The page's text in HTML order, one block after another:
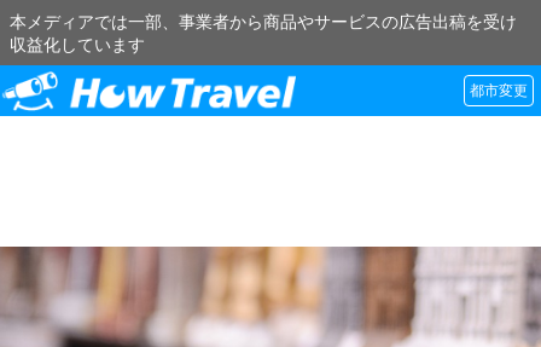
本メディアでは一部、事業者から商品やサービスの広告出稿を受け
収益化しています
都市変更